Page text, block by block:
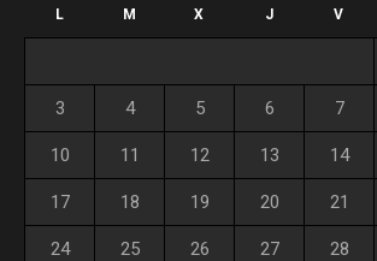
L M X J V
3 4 5 6 7
10 11 12 13 14
17 18 19 20 21
24 25 26 27 28